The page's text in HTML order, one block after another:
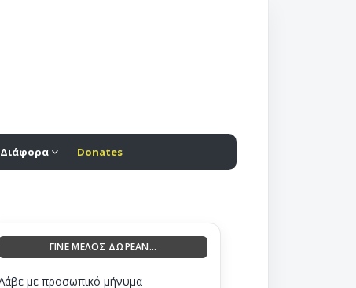
Διάφορα Donates
ΓΙΝΕ ΜΕΛΟΣ ΔΩΡΕΑΝ...
με προσωπικό μήνυμα